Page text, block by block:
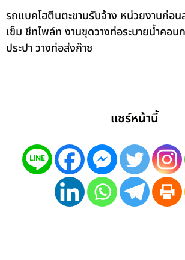
รถแบคโฮตีนตะขาบรับจ้าง หน่วยงานก่อน
เข็ม ชีทไพล์ท งานขุดวางท่อระบายน้ำคอ
ประปา วางท่อส่งก๊าซ
แชร์หน้านี้